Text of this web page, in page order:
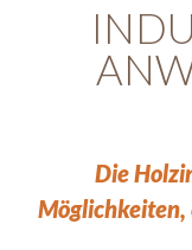
Die
Möglichkeiten,